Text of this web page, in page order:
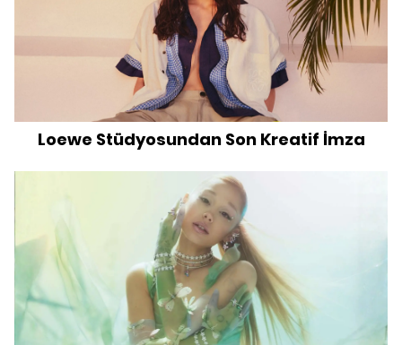
Loewe Stüdyosundan Son Kreatif İmza